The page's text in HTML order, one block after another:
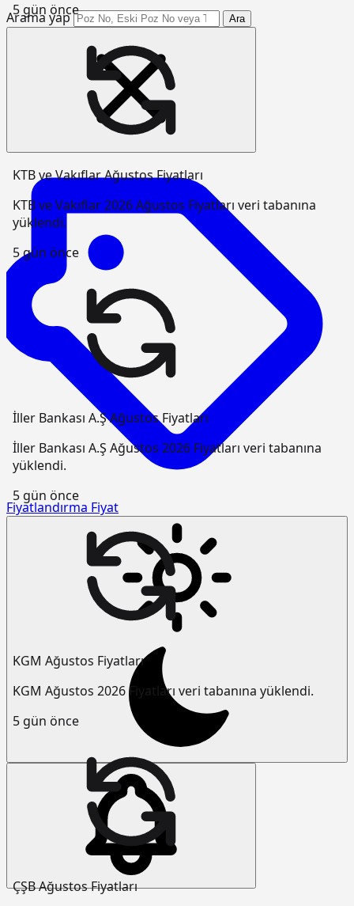
Arama yap Ara
Fiyatlandırma Fiyat
5 gün önce
KTB ve Vakıflar Ağustos Fiyatları
KTB ve Vakıflar 2026 Ağustos Fiyatları veri tabanına
yüklendi.
5 gün önce
İller Bankası A.Ş Ağustos Fiyatları
İller Bankası A.Ş Ağustos 2026 Fiyatları veri tabanına
yüklendi.
5 gün önce
KGM Ağustos Fiyatları
KGM Ağustos 2026 Fiyatları veri tabanına yüklendi.
5 gün önce
ÇŞB Ağustos Fiyatları